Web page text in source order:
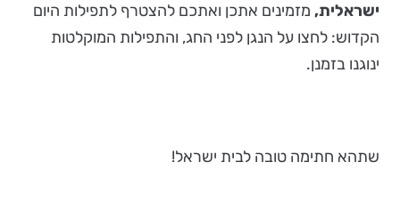
ישראלית, מזמינים אתכן ואתכם להצטרף לתפילות היום
הקדוש: לחצו על הנגן לפני החג, והתפילות המוקלטות
ינוגנו בזמנן.
שתהא חתימה טובה לבית ישראל!